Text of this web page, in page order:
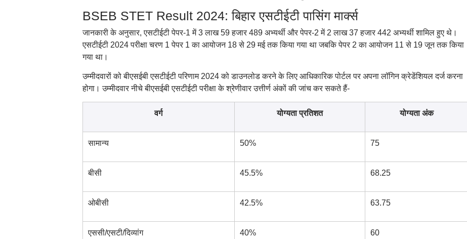
BSEB STET Result 2024: बिहार एसटीईटी पासिंग मार्क्स
जानकारी के अनुसार, एसटीईटी पेपर-1 में 3 लाख 59 हजार 489 अभ्यर्थी और पेपर-2 में 2 लाख 37 हजार 442 अभ्यर्थी शामिल हुए थे।
एसटीईटी 2024 परीक्षा चरण 1 पेपर 1 का आयोजन 18 से 29 मई तक किया गया था जबकि पेपर 2 का आयोजन 11 से 19 जून तक किया
गया था।
उम्मीदवारों को बीएसईबी एसटीईटी परिणाम 2024 को डाउनलोड करने के लिए आधिकारिक पोर्टल पर अपना लॉगिन क्रेडेंशियल दर्ज करना
होगा। उम्मीदवार नीचे बीएसईबी एसटीईटी परीक्षा के श्रेणीवार उत्तीर्ण अंकों की जांच कर सकते हैं-
वर्ग योग्यता प्रतिशत योग्यता अंक
सामान्य 50% 75
बीसी 45.5% 68.25
ओबीसी 42.5% 63.75
एससी/एसटी/दिव्यांग 40% 60